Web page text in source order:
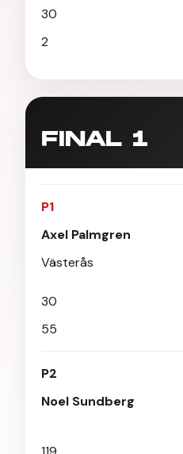
30
2
FINAL 1
P1
Axel Palmgren
Västerås
30
55
P2
Noel Sundberg